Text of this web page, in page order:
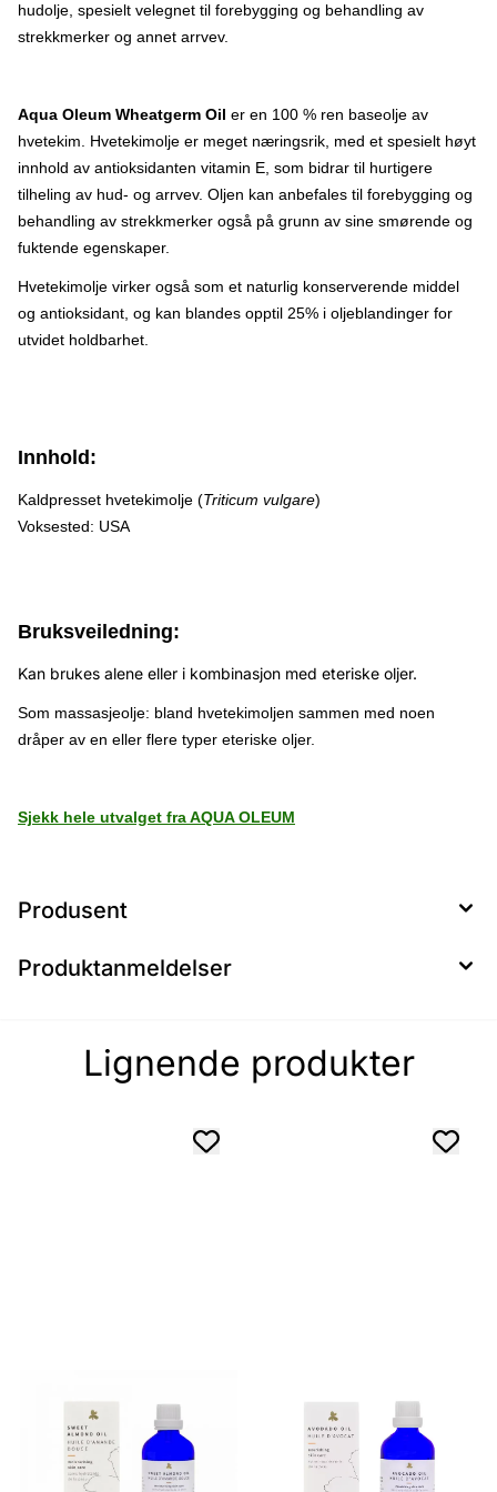
hudolje, spesielt velegnet til forebygging og behandling av
strekkmerker og annet arrvev.
Aqua Oleum Wheatgerm Oil er en 100 % ren baseolje av
hvetekim. Hvetekimolje er meget næringsrik, med et spesielt høyt
innhold av antioksidanten vitamin E, som bidrar til hurtigere
tilheling av hud- og arrvev. Oljen kan anbefales til forebygging og
behandling av strekkmerker også på grunn av sine smørende og
fuktende egenskaper.
Hvetekimolje virker også som et naturlig konserverende middel
og antioksidant, og kan blandes opptil 25% i oljeblandinger for
utvidet holdbarhet.
Innhold:
Kaldpresset hvetekimolje (Triticum vulgare)
Voksested: USA
Bruksveiledning:
Kan brukes alene eller i kombinasjon med eteriske oljer.
Som massasjeolje: bland hvetekimoljen sammen med noen
dråper av en eller flere typer eteriske oljer.
Sjekk hele utvalget fra AQUA OLEUM
Produsent
Produktanmeldelser
Lignende produkter